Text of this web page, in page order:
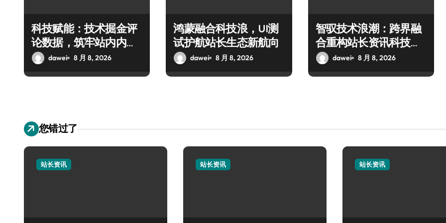
科技赋能：技术掘金评
论数据，筑牢站内内容
安全核心
dawei 8 月 8, 2026
鸿蒙融合科技浪，UI测
试护航站长生态新航向
dawei 8 月 8, 2026
智驭技术浪潮：跨界融
合重构站长资讯科技新
生态dawei 8 月 8, 2026
您错过了
站长资讯 站长资讯 站长资讯